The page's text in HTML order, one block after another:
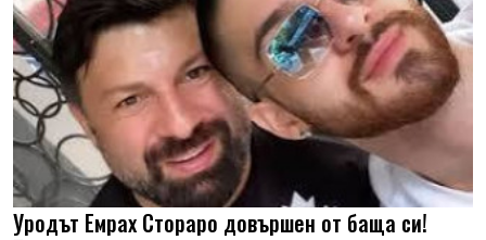
Уродът Емрах Стораро довършен от баща си!